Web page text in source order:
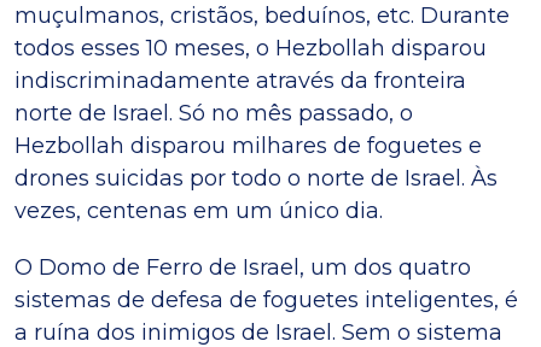
muçulmanos, cristãos, beduínos, etc. Durante
todos esses 10 meses, o Hezbollah disparou
indiscriminadamente através da fronteira
norte de Israel. Só no mês passado, o
Hezbollah disparou milhares de foguetes e
drones suicidas por todo o norte de Israel. Às
vezes, centenas em um único dia.
O Domo de Ferro de Israel, um dos quatro
sistemas de defesa de foguetes inteligentes, é
a ruína dos inimigos de Israel. Sem o sistema